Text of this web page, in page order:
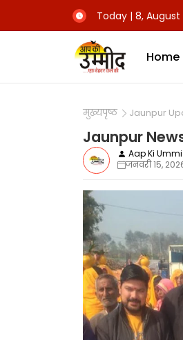
Today | 8, August
Home
मुख्यपृष्ठ Jaunpur
Jaunpur
Aap Ki
जनवरी 15,